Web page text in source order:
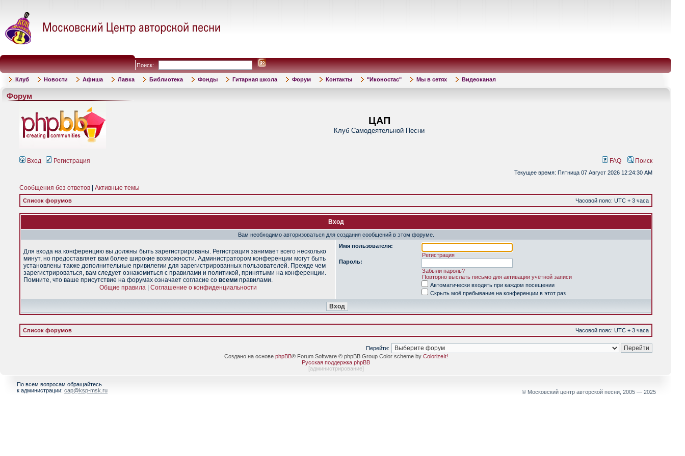
Поиск:
Клуб Новости Афиша Лавка Библиотека Фонды Гитарная школа Форум Контакты "Иконостас" Мы в сетях Видеоканал
Форум
ЦАП
Клуб Самодеятельной Песни
Вход Регистрация FAQ Поиск
Текущее время: Пятница 07 Август 2026 12:24:30 AM
Сообщения без ответов Активные темы
Список форумов Часовой пояс: UTC + 3 часа
Вход
Вам необходимо авторизоваться для создания сообщений в этом форуме.
Для входа на конференцию вы должны быть зарегистрированы. Регистрация занимает всего несколько
минут, но предоставляет вам более широкие возможности. Администратором конференции могут быть
установлены также дополнительные привилегии для зарегистрированных пользователей. Прежде чем
зарегистрироваться, вам следует ознакомиться с правилами и политикой, принятыми на конференции.
Помните, что ваше присутствие на форумах означает согласие со всеми правилами.
Общие правила
Соглашение о конфиденциальности
Имя пользователя:
Регистрация
Пароль:
Забыли пароль?
Повторно выслать письмо для активации учётной записи
Автоматически входить при каждом посещении
Скрыть моё пребывание на конференции в этот раз
Список форумов Часовой пояс: UTC + 3 часа
Перейти:
Создано на основе phpBB® Forum Software © phpBB Group Color scheme by ColorizeIt!
Русская поддержка phpBB
[администрирование]
По всем вопросам обращайтесь
к администрации: cap@ksp-msk.ru © Московский центр авторской песни, 2005 — 2025